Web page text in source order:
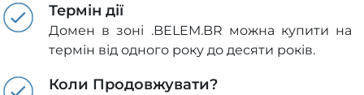
Термін дії
Домен в зоні .BELEM.BR можна купити на
термін від одного року до десяти років.
Коли Продовжувати?